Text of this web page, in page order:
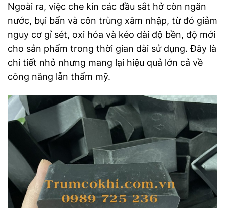
Ngoài ra, việc che kín các đầu sắt hở còn ngăn
nước, bụi bẩn và côn trùng xâm nhập, từ đó giảm
nguy cơ gỉ sét, oxi hóa và kéo dài độ bền, độ mới
cho sản phẩm trong thời gian dài sử dụng. Đây là
chi tiết nhỏ nhưng mang lại hiệu quả lớn cả về
công năng lẫn thẩm mỹ.